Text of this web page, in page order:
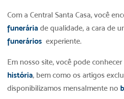
Com a Central Santa Casa, você
funerária de qualidade, a cara de
funerários experiente.
Em nosso site, você pode
história, bem como os artigos
disponibilizamos mensalmente no